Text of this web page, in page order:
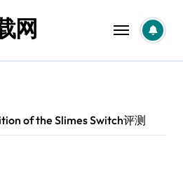
网
of the Slimes Switch评测